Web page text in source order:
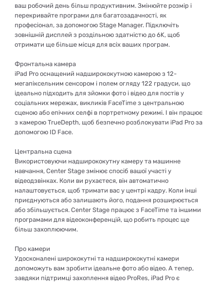
ваш робочий день більш продуктивним. Змінюйте розмір і
перекривайте програми для багатозадачності, як
професіонал, за допомогою Stage Manager. Підключіть
зовнішній дисплей з роздільною здатністю до 6K, щоб
отримати ще більше місця для всіх ваших програм.
Фронтальна камера
iPad Pro оснащений надширококутною камерою з 12-
мегапіксельним сенсором і полем огляду 122 градуси, що
ідеально підходить для зйомки фото і відео для постів у
соціальних мережах, викликів FaceTime з центральною
сценою або епічних селфі в портретному режимі. І він працює
з камерою TrueDepth, щоб безпечно розблокувати iPad Pro за
допомогою ID Face.
Центральна сцена
Використовуючи надширококутну камеру та машинне
навчання, Center Stage змінює спосіб вашої участі у
відеодзвінках. Коли ви рухаєтеся, він автоматично
налаштовується, щоб тримати вас у центрі кадру. Коли інші
приєднуються або залишають його, подання розширюється
або збільшується. Center Stage працює з FaceTime та іншими
програмами для відеоконференцій, що робить процес ще
більш захоплюючим.
Про камери
Удосконалені ширококутні та надширококутні камери
допоможуть вам зробити ідеальне фото або відео. А тепер,
завдяки підтримці захоплення відео ProRes, iPad Pro є